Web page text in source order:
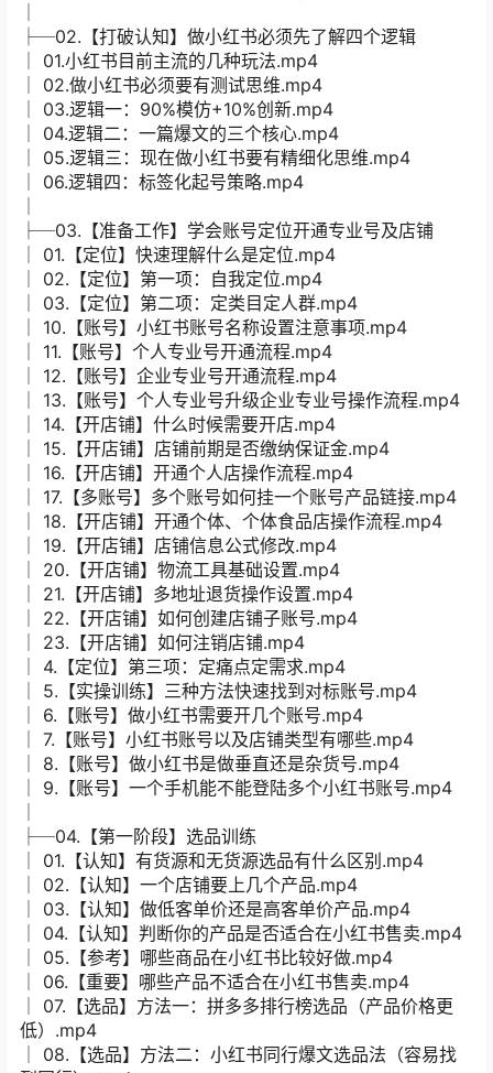
├─02.【打破认知】做小红书必须先了解四个逻辑
│ 01.小红书目前主流的几种玩法.mp4
│ 02.做小红书必须要有测试思维.mp4
│ 03.逻辑一：90%模仿+10%创新.mp4
│ 04.逻辑二：一篇爆文的三个核心.mp4
│ 05.逻辑三：现在做小红书要有精细化思维.mp4
│ 06.逻辑四：标签化起号策略.mp4
├─03.【准备工作】学会账号定位开通专业号及店铺
│ 01.【定位】快速理解什么是定位.mp4
│ 02.【定位】第一项：自我定位.mp4
│ 03.【定位】第二项：定类目定人群.mp4
│ 10.【账号】小红书账号名称设置注意事项.mp4
│ 11.【账号】个人专业号开通流程.mp4
│ 12.【账号】企业专业号开通流程.mp4
│ 13.【账号】个人专业号升级企业专业号操作流程.mp4
│ 14.【开店铺】什么时候需要开店.mp4
│ 15.【开店铺】店铺前期是否缴纳保证金.mp4
│ 16.【开店铺】开通个人店操作流程.mp4
│ 17.【多账号】多个账号如何挂一个账号产品链接.mp4
│ 18.【开店铺】开通个体、个体食品店操作流程.mp4
│ 19.【开店铺】店铺信息公式修改.mp4
│ 20.【开店铺】物流工具基础设置.mp4
│ 21.【开店铺】多地址退货操作设置.mp4
│ 22.【开店铺】如何创建店铺子账号.mp4
│ 23.【开店铺】如何注销店铺.mp4
│ 4.【定位】第三项：定痛点定需求.mp4
│ 5.【实操训练】三种方法快速找到对标账号.mp4
│ 6.【账号】做小红书需要开几个账号.mp4
│ 7.【账号】小红书账号以及店铺类型有哪些.mp4
│ 8.【账号】做小红书是做垂直还是杂货号.mp4
│ 9.【账号】一个手机能不能登陆多个小红书账号.mp4
├─04.【第一阶段】选品训练
│ 01.【认知】有货源和无货源选品有什么区别.mp4
│ 02.【认知】一个店铺要上几个产品.mp4
│ 03.【认知】做低客单价还是高客单价产品.mp4
│ 04.【认知】判断你的产品是否适合在小红书售卖.mp4
│ 05.【参考】哪些商品在小红书比较好做.mp4
│ 06.【重要】哪些产品不适合在小红书售卖.mp4
│ 07.【选品】方法一：拼多多排行榜选品（产品价格更
低）.mp4
│ 08.【选品】方法二：小红书同行爆文选品法（容易找